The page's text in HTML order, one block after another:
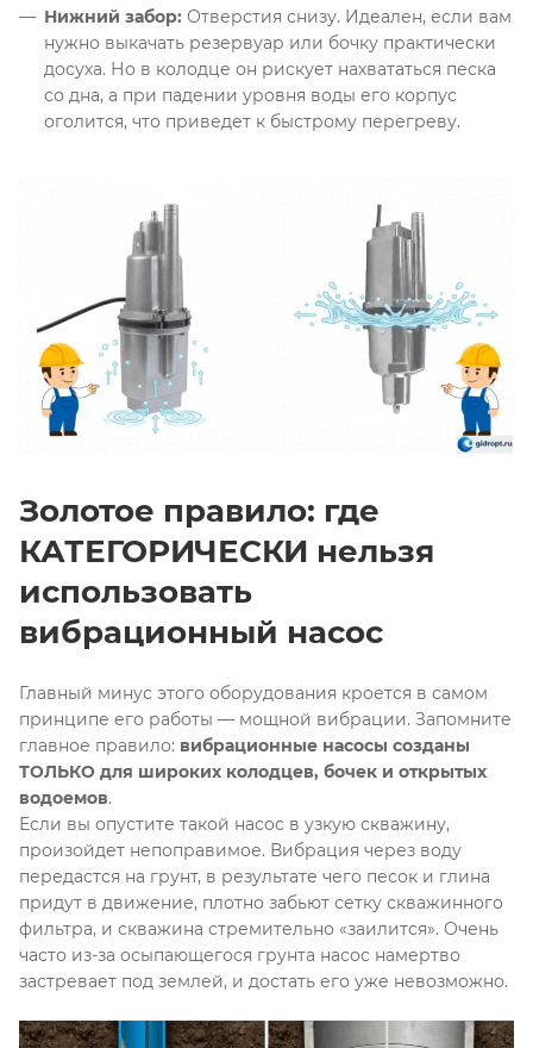
Нижний забор: Отверстия снизу. Идеален, если вам
нужно выкачать резервуар или бочку практически
досуха. Но в колодце он рискует нахвататься песка
со дна, а при падении уровня воды его корпус
оголится, что приведет к быстрому перегреву.
Золотое правило: где
КАТЕГОРИЧЕСКИ нельзя
использовать
вибрационный насос
Главный минус этого оборудования кроется в самом
принципе его работы — мощной вибрации. Запомните
главное правило: вибрационные насосы созданы
ТОЛЬКО для широких колодцев, бочек и открытых
водоемов.
Если вы опустите такой насос в узкую скважину,
произойдет непоправимое. Вибрация через воду
передастся на грунт, в результате чего песок и глина
придут в движение, плотно забьют сетку скважинного
фильтра, и скважина стремительно «заилится». Очень
часто из-за осыпающегося грунта насос намертво
застревает под землей, и достать его уже невозможно.